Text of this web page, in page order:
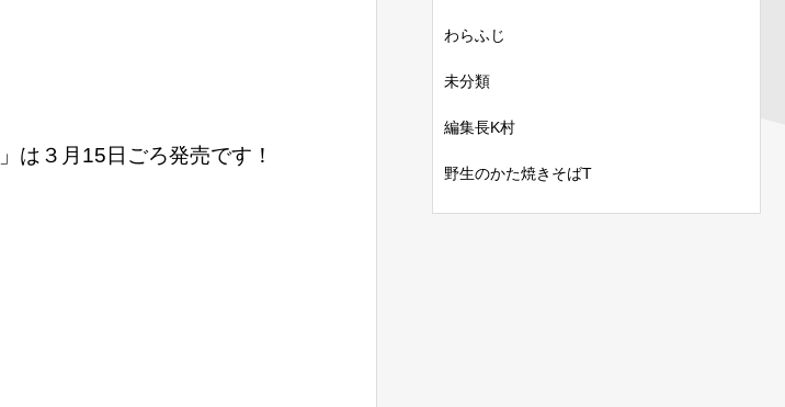
」は３月15日ごろ発売です！
わらふじ
未分類
編集長K村
野生のかた焼きそばT